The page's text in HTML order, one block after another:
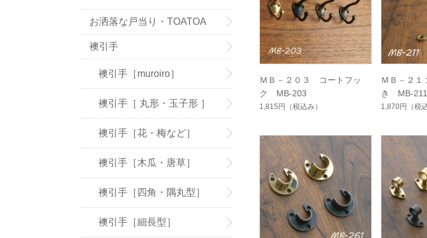
ＭＢ－２０３ コートフッ
ク MB-203
1,815円 （税込み）
ＭＢ－２
き MB-211
1,870円 （税
お洒落な戸当り・TOATOA
襖引手
襖引手［muroiro］
襖引手［ 丸形・玉子形 ］
襖引手［花・梅など］
襖引手［木瓜・唐草］
襖引手［四角・隅丸型］
襖引手［細長型］